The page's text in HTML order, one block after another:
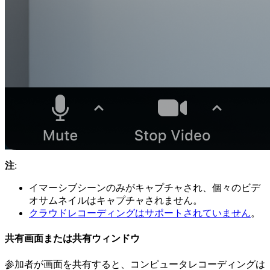
注:
イマーシブシーンのみがキャプチャされ、個々のビデ
オサムネイルはキャプチャされません。
クラウドレコーディングはサポートされていません。
共有画面または共有ウィンドウ
参加者が画面を共有すると、コンピュータレコーディングは